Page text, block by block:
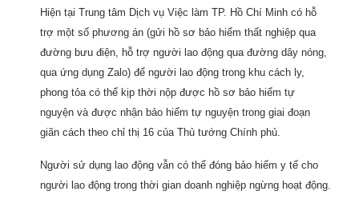
Hiện tại Trung tâm Dịch vụ Việc làm TP. Hồ Chí Minh có hỗ
trợ một số phương án (gửi hồ sơ bảo hiểm thất nghiệp qua
đường bưu điện, hỗ trợ người lao động qua đường dây nóng,
qua ứng dụng Zalo) để người lao động trong khu cách ly,
phong tỏa có thể kịp thời nộp được hồ sơ bảo hiểm tự
nguyện và được nhận bảo hiểm tự nguyện trong giai đoạn
giãn cách theo chỉ thị 16 của Thủ tướng Chính phủ.
Người sử dụng lao động vẫn có thể đóng bảo hiểm y tế cho
người lao động trong thời gian doanh nghiệp ngừng hoạt động.